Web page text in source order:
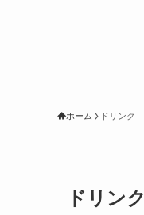
ホーム ドリンク
ドリンク